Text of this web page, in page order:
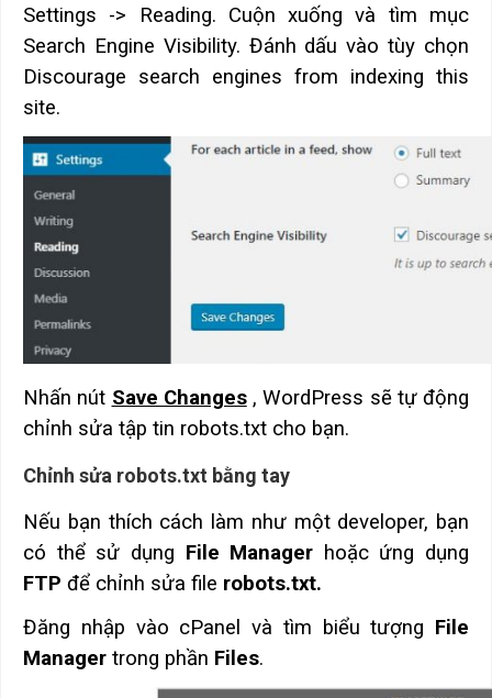
Settings -> Reading. Cuộn xuống và tìm mục
Search Engine Visibility. Đánh dấu vào tùy chọn
Discourage search engines from indexing this
site.
Nhấn nút Save Changes, WordPress sẽ tự động
chỉnh sửa tập tin robots.txt cho bạn.
Chỉnh sửa robots.txt bằng tay
Nếu bạn thích cách làm như một developer, bạn
có thể sử dụng File Manager hoặc ứng dụng
FTP để chỉnh sửa file robots.txt.
Đăng nhập vào cPanel và tìm biểu tượng File
Manager trong phần Files.